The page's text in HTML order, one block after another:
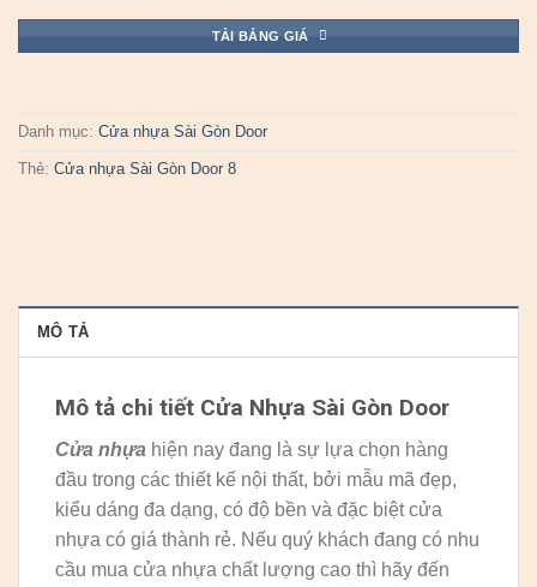
TẢI BẢNG GIÁ
Danh mục: Cửa nhựa Sài Gòn Door
Thẻ: Cửa nhựa Sài Gòn Door 8
MÔ TẢ
Mô tả chi tiết Cửa Nhựa Sài Gòn Door
Cửa nhựa hiện nay đang là sự lựa chọn hàng
đầu trong các thiết kế nội thất, bởi mẫu mã đẹp,
kiểu dáng đa dạng, có độ bền và đặc biệt cửa
nhựa có giá thành rẻ. Nếu quý khách đang có nhu
cầu mua cửa nhựa chất lượng cao thì hãy đến